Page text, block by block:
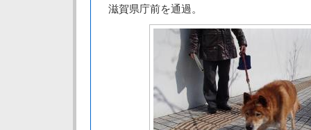
滋賀県庁前を通過。